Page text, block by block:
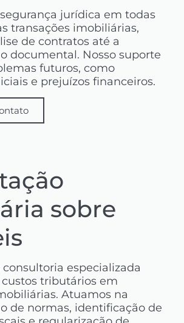
jurídica em todas
transações imobiliárias,
de contratos até a
documental. Nosso suporte
futuros, como
e prejuízos financeiros.
sobre
especializada
tributários em
Atuamos na
de normas, identificação de